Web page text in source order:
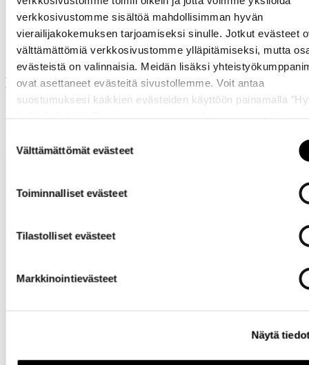
verkkosivustomme sisältöä mahdollisimman hyvän
vierailijakokemuksen tarjoamiseksi sinulle. Jotkut evästeet
välttämättömiä verkkosivustomme ylläpitämiseksi, mutta
evästeistä on valinnaisia. Meidän lisäksi
ovat asettaneet evästeitä sivustollemme. Voit antaa
suostumuksesi kaikkien evästeiden käyttöön painamalla
valinta
Välttämättömät evästeet
Toiminnalliset evästeet
Tilastolliset evästeet
Markkinointievästeet
Näytä
Muut ostivat myös
apua?